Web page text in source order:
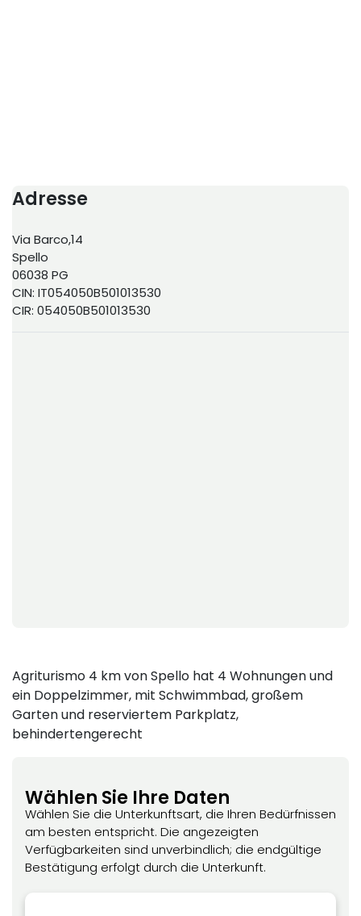
Adresse
Via Barco,14
Spello
06038 PG
CIN: IT054050B501013530
CIR: 054050B501013530
Agriturismo 4 km von Spello hat 4 Wohnungen und
ein Doppelzimmer, mit Schwimmbad, großem
Garten und reserviertem Parkplatz,
behindertengerecht
Wählen Sie Ihre Daten
Wählen Sie die Unterkunftsart, die Ihren Bedürfnissen
am besten entspricht. Die angezeigten
Verfügbarkeiten sind unverbindlich; die endgültige
Bestätigung erfolgt durch die Unterkunft.